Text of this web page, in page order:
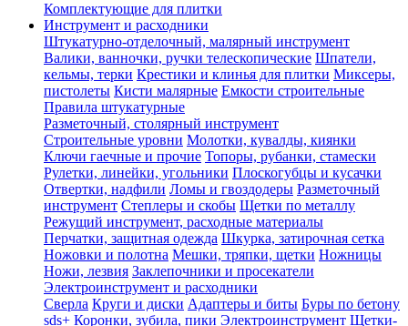
Комплектующие для плитки
Инструмент и расходники
Штукатурно-отделочный, малярный инструмент
Валики, ванночки, ручки телескопические Шпатели,
кельмы, терки Крестики и клинья для плитки Миксеры,
пистолеты Кисти малярные Емкости строительные
Правила штукатурные
Разметочный, столярный инструмент
Строительные уровни Молотки, кувалды, киянки
Ключи гаечные и прочие Топоры, рубанки, стамески
Рулетки, линейки, угольники Плоскогубцы и кусачки
Отвертки, надфили Ломы и гвоздодеры Разметочный
инструмент Степлеры и скобы Щетки по металлу
Режущий инструмент, расходные материалы
Перчатки, защитная одежда Шкурка, затирочная сетка
Ножовки и полотна Мешки, тряпки, щетки Ножницы
Ножи, лезвия Заклепочники и просекатели
Электроинструмент и расходники
Сверла Круги и диски Адаптеры и биты Буры по бетону
sds+ Коронки, зубила, пики Электроинструмент Щетки-